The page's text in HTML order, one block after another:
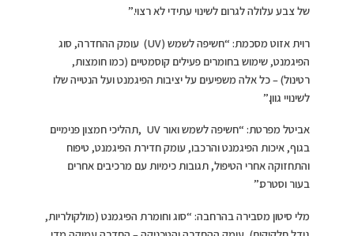
של צבע עלולה לגרום לשינוי עתידי לא רצוי.”
רוית אזוט מסכמת: “חשיפה לשמש (UV) עומק ההחדרה, סוג
הפיגמנט, שימוש בחומרים פעילים קוסמטיים (כמו חומצות,
רטינול) – כל אלה משפיעים על יציבות הפיגמנט ועל הנטייה שלו
לשינויי גוון.”
אביטל מפרטת: “חשיפה לשמש ואור UV ,תהליכי חמצון פנימיים
בגוף, איכות הפיגמנט והרכבו, עומק חדירת הפיגמנט, טיפוח
והתחזוקה אחרי הטיפול, תגובות כימיות עם מרכיבים אחרים
בעור וסטרס.”
מלי סיטון מסבירה בהרחבה: “סוג וחומרת הפיגמנט (מולקולריות,